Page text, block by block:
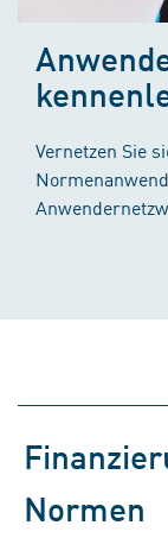
Vernetzen Sie
Normen